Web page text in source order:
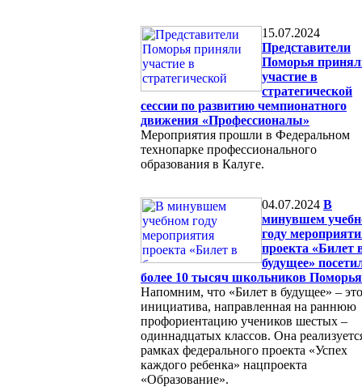
15.07.2024
Представители
Поморья
участие в
стратегической
сессии по развитию чемпионатного
движения «Профессионалы»
Мероприятия прошли в Федеральном
технопарке профессионального
образования в Калуге.
04.07.2024 В
минувшем
году
проекта «Билет
будущее»
более 10 тысяч школьников Поморья
Напомним, что «Билет в будущее» – это
инициатива, направленная на раннюю
профориентацию учеников шестых –
одиннадцатых классов. Она
рамках федерального проекта «Успех
каждого ребенка» нацпроекта
«Образование».